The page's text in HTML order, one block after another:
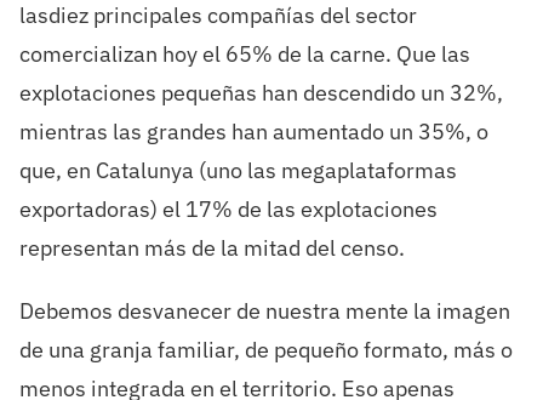
lasdiez principales compañías del sector
comercializan hoy el 65% de la carne. Que las
explotaciones pequeñas han descendido un 32%,
mientras las grandes han aumentado un 35%, o
que, en Catalunya (uno las megaplataformas
exportadoras) el 17% de las explotaciones
representan más de la mitad del censo.
Debemos desvanecer de nuestra mente la imagen
de una granja familiar, de pequeño formato, más o
menos integrada en el territorio. Eso apenas